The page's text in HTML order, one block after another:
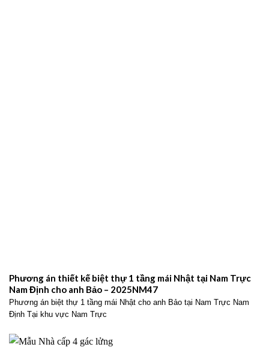
Phương án thiết kế biệt thự 1 tầng mái Nhật tại Nam Trực
Nam Định cho anh Bảo – 2025NM47
Phương án biệt thự 1 tầng mái Nhật cho anh Bảo tại Nam Trực Nam
Định Tại khu vực Nam Trực